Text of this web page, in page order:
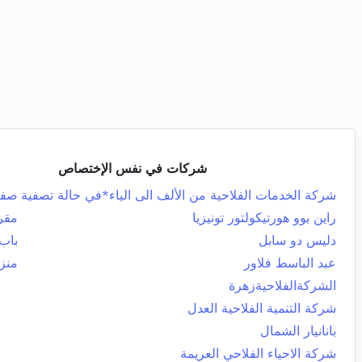
شركات في نفس الإختصاص
شركة الخدمات الفلاحية من الألف الى الياء*في حالة تصفية
راين بوو هورتيكولتور تونيزيا
دليس دو سابل
عبد الباسط فلاور
الشركةالفلاحيةزهرة
شركة التنمية الفلاحية العدل
بانانيار الشمال
شركة الاحياء الفلاحي العريمة